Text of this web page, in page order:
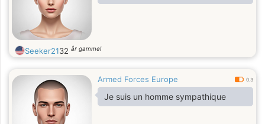
Seeker2132 år gammel
Armed Forces Europe 0.3
Je suis un homme sympathique